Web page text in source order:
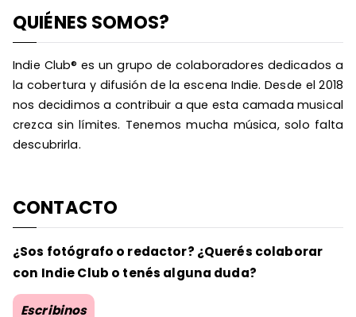
QUIÉNES SOMOS?
Indie Club® es un grupo de colaboradores dedicados a
la cobertura y difusión de la escena Indie. Desde el 2018
nos decidimos a contribuir a que esta camada musical
crezca sin límites. Tenemos mucha música, solo falta
descubrirla.
CONTACTO
¿Sos fotógrafo o redactor? ¿Querés colaborar
con Indie Club o tenés alguna duda?
Escribinos